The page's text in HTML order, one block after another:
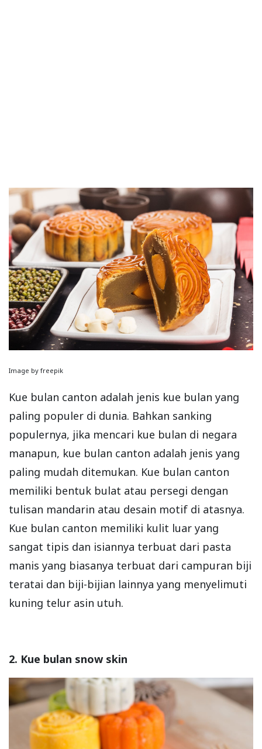
Image by freepik
Kue bulan canton adalah jenis kue bulan yang
paling populer di dunia. Bahkan sanking
populernya, jika mencari kue bulan di negara
manapun, kue bulan canton adalah jenis yang
paling mudah ditemukan. Kue bulan canton
memiliki bentuk bulat atau persegi dengan
tulisan mandarin atau desain motif di atasnya.
Kue bulan canton memiliki kulit luar yang
sangat tipis dan isiannya terbuat dari pasta
manis yang biasanya terbuat dari campuran biji
teratai dan biji-bijian lainnya yang menyelimuti
kuning telur asin utuh.
2. Kue bulan snow skin